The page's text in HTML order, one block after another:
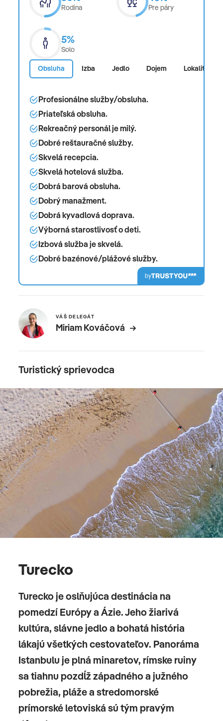
Rodina Pre páry
5%
Solo
Obsluha Izba Jedlo Dojem Lokalita
Profesionálne služby/obsluha.
Priateľská obsluha.
Rekreačný personál je milý.
Dobré reštauračné služby.
Skvelá recepcia.
Skvelá hotelová služba.
Dobrá barová obsluha.
Dobrý manažment.
Dobrá kyvadlová doprava.
Výborná starostlivosť o deti.
Izbová služba je skvelá.
Dobré bazénové/plážové služby.
by
VÁŠ DELEGÁT
Miriam Kováčová
Turistický sprievodca
Turecko
Turecko je oslňujúca destinácia na
pomedzí Európy a Ázie. Jeho žiarivá
kultúra, slávne jedlo a bohatá história
lákajú všetkých cestovateľov. Panoráma
Istanbulu je plná minaretov, rímske ruiny
sa tiahnu pozdĺž západného a južného
pobrežia, pláže a stredomorské
prímorské letoviská sú tým pravým